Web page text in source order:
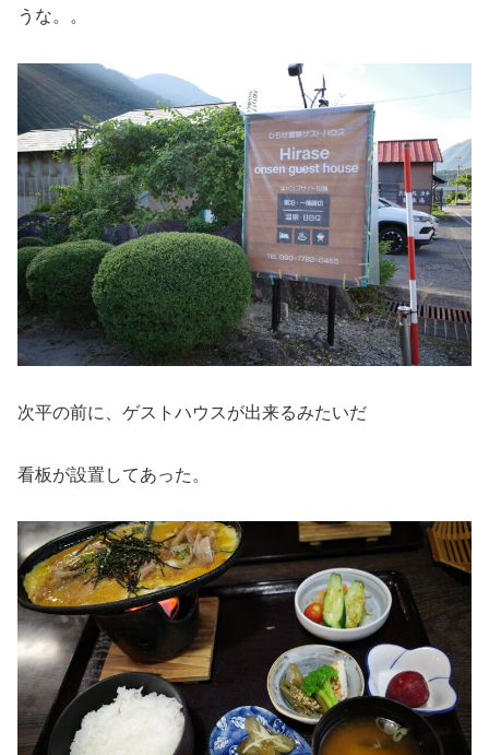
うな。。
次平の前に、ゲストハウスが出来るみたいだ
看板が設置してあった。